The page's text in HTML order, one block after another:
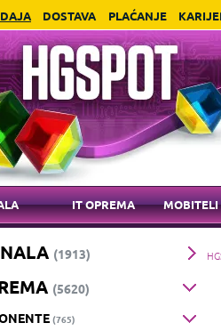
DOSTAVA PLAĆANJE
IT OPREMA MOBITELI
(1913)
(5620)
(765)